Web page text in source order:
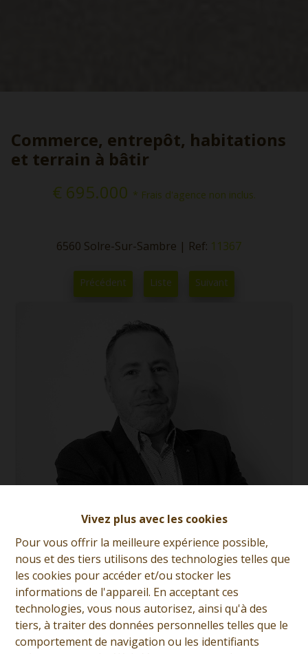
Vivez plus avec les cookies
Pour vous offrir la meilleure expérience possible,
nous et des tiers utilisons des technologies telles que
les cookies pour accéder et/ou stocker les
informations de l'appareil. En acceptant ces
technologies, vous nous autorisez, ainsi qu'à des
tiers, à traiter des données personnelles telles que le
comportement de navigation ou les identifiants
Commerce, entrepôt, habitations
et terrain à bâtir
€ 695.000 * Frais d'agence non inclus.
6560 Solre-Sur-Sambre | Ref: 11367
Précédent Liste Suivant
Anthony Ferronato
Demande d'informations
+32 (0)65 31 96 96